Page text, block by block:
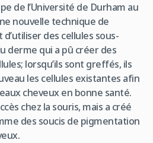
de l’Université de Durham au
nouvelle technique de
des cellules sous-
derme qui a pû créer des
lorsqu’ils sont greffés, ils
les cellules existantes afin
cheveux en bonne santé.
chez la souris, mais a créé
des soucis de pigmentation